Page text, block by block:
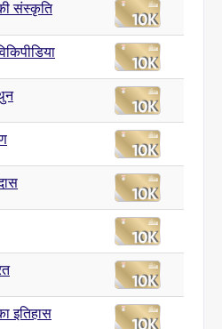
संस्कृति
इतिहास